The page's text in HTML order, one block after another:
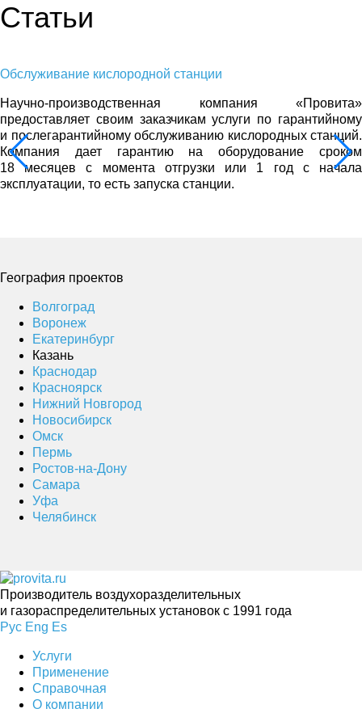
Статьи
Обслуживание кислородной станции
Научно-производственная компания «Провита»
предоставляет своим заказчикам услуги по гарантийному
и послегарантийному обслуживанию кислородных станций.
Компания дает гарантию на оборудование сроком
18 месяцев с момента отгрузки или 1 год с начала
эксплуатации, то есть запуска станции.
География проектов
Волгоград
Воронеж
Екатеринбург
Казань
Краснодар
Красноярск
Нижний Новгород
Новосибирск
Омск
Пермь
Ростов-на-Дону
Самара
Уфа
Челябинск
Производитель воздухоразделительных
и газораспределительных установок с 1991 года
Рус Eng Es
Услуги
Применение
Справочная
О компании